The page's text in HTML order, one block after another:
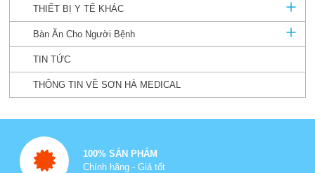
THIẾT BỊ Y TẾ KHÁC
Bàn Ăn Cho Người Bệnh
TIN TỨC
THÔNG TIN VỀ SƠN HÀ MEDICAL
100% SẢN PHẨM
Chính hãng - Giá tốt